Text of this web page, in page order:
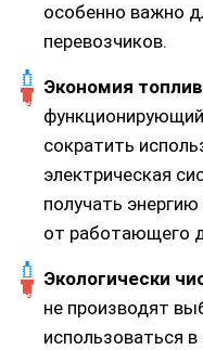
особенно важно
перевозчиков.
Экономия
сократить
электрическая
получать
от работающего
Экологически
не производят
использоваться